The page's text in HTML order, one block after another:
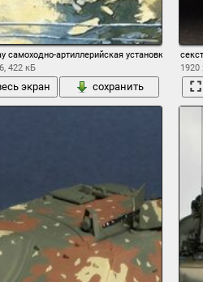
самоходно-артиллерийская установка
422 кБ
экран сохранить
1920